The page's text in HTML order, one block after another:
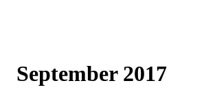
September 2017